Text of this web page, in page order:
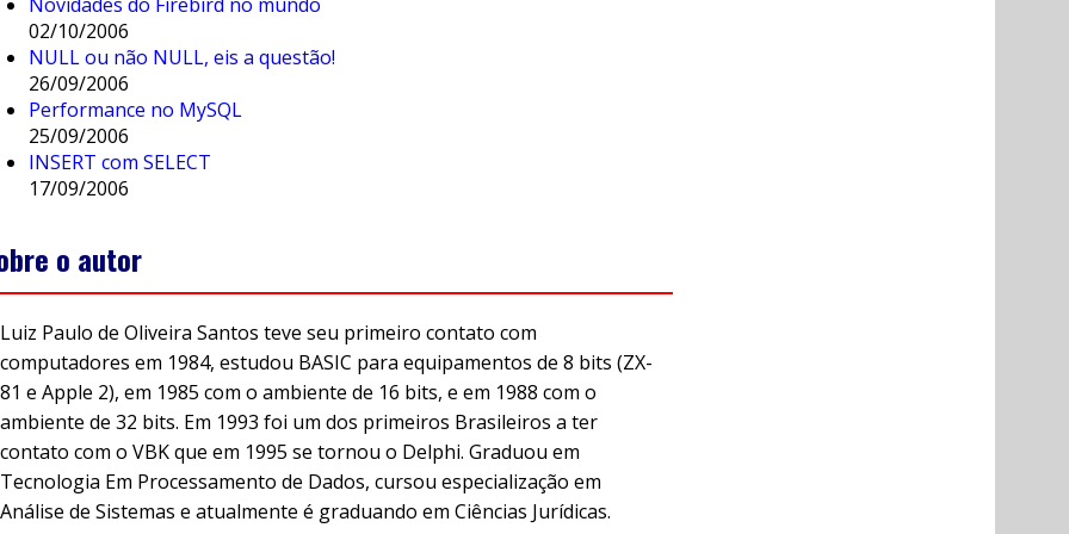
02/10/2006
NULL ou não NULL, eis a questão!
26/09/2006
Performance no MySQL
25/09/2006
INSERT com SELECT
17/09/2006
o autor
Luiz Paulo de Oliveira Santos teve seu primeiro contato com
computadores em 1984, estudou BASIC para equipamentos de 8 bits (ZX-
81 e Apple 2), em 1985 com o ambiente de 16 bits, e em 1988 com o
ambiente de 32 bits. Em 1993 foi um dos primeiros Brasileiros a ter
contato com o VBK que em 1995 se tornou o Delphi. Graduou em
Tecnologia Em Processamento de Dados, cursou especialização em
Análise de Sistemas e atualmente é graduando em Ciências Jurídicas.